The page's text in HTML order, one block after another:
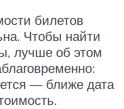
билетов
Чтобы найти
лучше об этом
— ближе дата